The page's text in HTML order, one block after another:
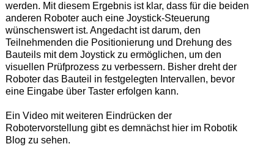
werden. Mit diesem Ergebnis ist klar, dass für die beiden
anderen Roboter auch eine Joystick-Steuerung
wünschenswert ist. Angedacht ist darum, den
Teilnehmenden die Positionierung und Drehung des
Bauteils mit dem Joystick zu ermöglichen, um den
visuellen Prüfprozess zu verbessern. Bisher dreht der
Roboter das Bauteil in festgelegten Intervallen, bevor
eine Eingabe über Taster erfolgen kann.
Ein Video mit weiteren Eindrücken der
Robotervorstellung gibt es demnächst hier im Robotik
Blog zu sehen.